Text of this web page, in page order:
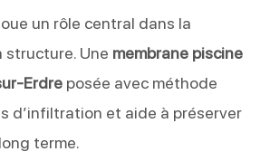
un rôle central dans la
Une membrane piscine
Erdreposée avec méthode
d’infiltration et aide à préserver
terme.